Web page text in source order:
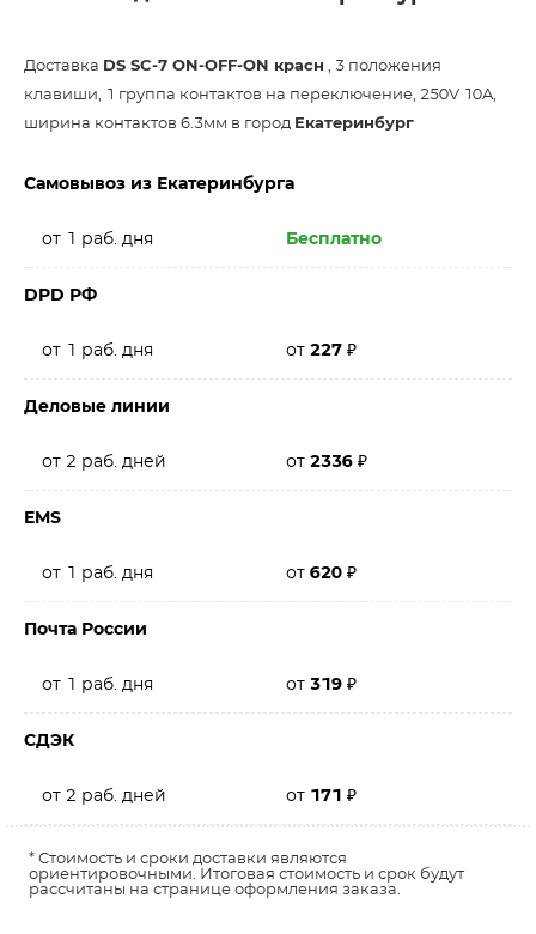
Доставка DS SC-7 ON-OFF-ON красн , 3 положения
клавиши, 1 группа контактов на переключение, 250V 10A,
ширина контактов 6.3мм в город Екатеринбург
Самовывоз из Екатеринбурга
от 1 раб. дня Бесплатно
DPD РФ
от 1 раб. дня от 227 ₽
Деловые линии
от 2 раб. дней от 2336 ₽
EMS
от 1 раб. дня от 620 ₽
Почта России
от 1 раб. дня от 319 ₽
СДЭК
от 2 раб. дней от 171 ₽
* Стоимость и сроки доставки являются
ориентировочными. Итоговая стоимость и срок будут
рассчитаны на странице оформления заказа.